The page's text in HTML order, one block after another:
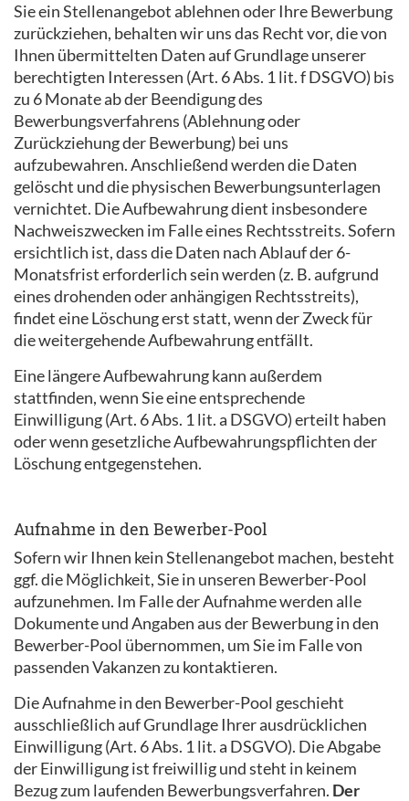
Sie ein Stellenangebot ablehnen oder Ihre Bewerbung
zurückziehen, behalten wir uns das Recht vor, die von
Ihnen übermittelten Daten auf Grundlage unserer
berechtigten Interessen (Art. 6 Abs. 1 lit. f DSGVO) bis
zu 6 Monate ab der Beendigung des
Bewerbungsverfahrens (Ablehnung oder
Zurückziehung der Bewerbung) bei uns
aufzubewahren. Anschließend werden die Daten
gelöscht und die physischen Bewerbungsunterlagen
vernichtet. Die Aufbewahrung dient insbesondere
Nachweiszwecken im Falle eines Rechtsstreits. Sofern
ersichtlich ist, dass die Daten nach Ablauf der 6-
Monatsfrist erforderlich sein werden (z. B. aufgrund
eines drohenden oder anhängigen Rechtsstreits),
findet eine Löschung erst statt, wenn der Zweck für
die weitergehende Aufbewahrung entfällt.
Eine längere Aufbewahrung kann außerdem
stattfinden, wenn Sie eine entsprechende
Einwilligung (Art. 6 Abs. 1 lit. a DSGVO) erteilt haben
oder wenn gesetzliche Aufbewahrungspflichten der
Löschung entgegenstehen.
Aufnahme in den Bewerber-Pool
Sofern wir Ihnen kein Stellenangebot machen, besteht
ggf. die Möglichkeit, Sie in unseren Bewerber-Pool
aufzunehmen. Im Falle der Aufnahme werden alle
Dokumente und Angaben aus der Bewerbung in den
Bewerber-Pool übernommen, um Sie im Falle von
passenden Vakanzen zu kontaktieren.
Die Aufnahme in den Bewerber-Pool geschieht
ausschließlich auf Grundlage Ihrer ausdrücklichen
Einwilligung (Art. 6 Abs. 1 lit. a DSGVO). Die Abgabe
der Einwilligung ist freiwillig und steht in keinem
Bezug zum laufenden Bewerbungsverfahren. Der